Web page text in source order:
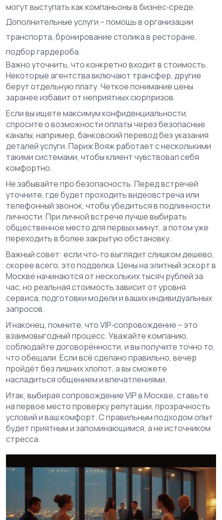
могут выступать как компаньоны в бизнес‑среде.
Дополнительные услуги – помощь в организации
транспорта, бронирование столика в ресторане,
подбор гардероба.
Важно уточнить, что конкретно входит в стоимость.
Некоторые агентства включают трансфер, другие
берут отдельную плату. Четкое понимание цены
заранее избавит от неприятных сюрпризов.
Если вы ищете максимум конфиденциальности,
спросите о возможности оплаты через безопасные
каналы, например, банковский перевод без указания
деталей услуги. Париж Вояж работает с несколькими
такими системами, чтобы клиент чувствовал себя
комфортно.
Не забывайте про безопасность. Перед встречей
уточните, где будет проходить видеовстреча или
телефонный звонок, чтобы убедиться в подлинности
личности. При личной встрече лучше выбирать
общественное место для первых минут, а потом уже
переходить в более закрытую обстановку.
Важный совет: если что‑то выглядит слишком дешево,
скорее всего, это подделка. Цены на элитный эскорт в
Москве начинаются от нескольких тысяч рублей за
час, но реальная стоимость зависит от уровня
сервиса, подготовки модели и ваших индивидуальных
запросов.
И наконец, помните, что VIP‑сопровождение – это
взаимовыгодный процесс. Уважайте компанию,
соблюдайте договорённости, и вы получите точно то,
что обещали. Если всё сделано правильно, вечер
пройдёт без лишних хлопот, а вы сможете
насладиться общением и впечатлениями.
Итак, выбирая сопровождение VIP в Москве, ставьте
на первое место проверку репутации, прозрачность
условий и ваш комфорт. С правильным подходом опыт
будет приятным и запоминающимся, а не источником
стресса.